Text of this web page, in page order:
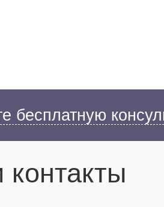
бесплатную